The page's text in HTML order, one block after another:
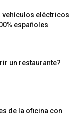
vehículos eléctricos
españoles
un restaurante?
de la oficina con